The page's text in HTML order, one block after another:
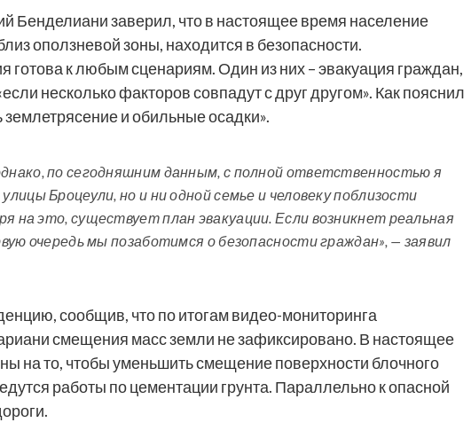
Бенделиани заверил, что в настоящее время население
оползневой зоны, находится в безопасности.
готова к любым сценариям. Один из них – эвакуация граждан,
несколько факторов совпадут с друг другом». Как пояснил
и обильные осадки».
по сегодняшним данным, с полной ответственностью я
Броцеули, но и ни одной семье и человеку поблизости
на это, существует план эвакуации. Если возникнет реальная
очередь мы позаботимся о безопасности граждан», — заявил
сообщив, что по итогам видео-мониторинга
смещения масс земли не зафиксировано. В настоящее
на то, чтобы уменьшить смещение поверхности блочного
работы по цементации грунта. Параллельно к опасной